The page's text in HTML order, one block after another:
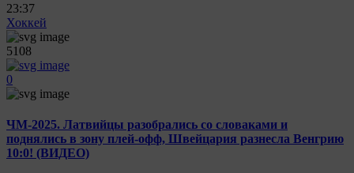
23:37
Хоккей
5108
0
ЧМ-2025. Латвийцы разобрались со словаками и
поднялись в зону плей-офф, Швейцария разнесла Венгрию
10:0! (ВИДЕО)